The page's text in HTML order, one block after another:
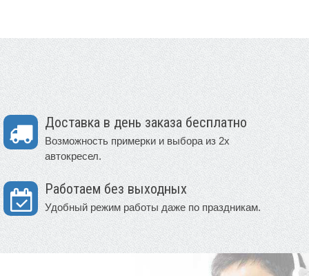
Доставка в день заказа бесплатно
Возможность примерки и выбора из 2х
автокресел.
Работаем без выходных
Удобный режим работы даже по праздникам.